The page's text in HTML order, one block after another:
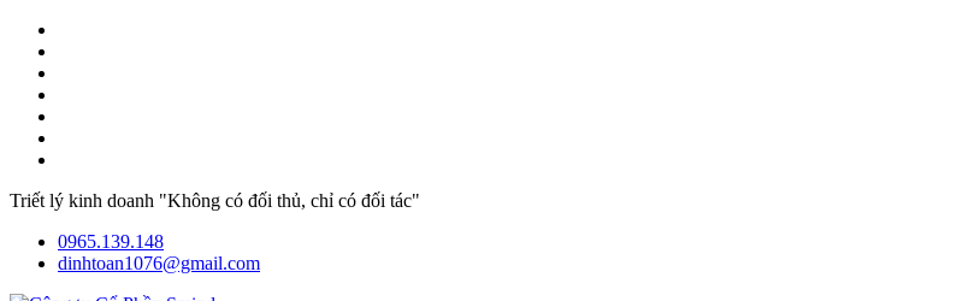
Triết lý kinh doanh "Không có đối thủ, chỉ có đối tác"
0965.139.148
dinhtoan1076@gmail.com